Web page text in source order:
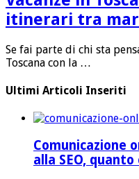
itinerari tra
Se fai parte di chi sta
Toscana con la …
Ultimi Articoli Inseriti
Comunicazione
alla SEO,